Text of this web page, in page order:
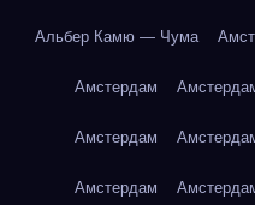
Альбер Камю — Чума
Амстердам
Амстердам
Амстердам